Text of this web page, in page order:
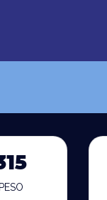
PESO